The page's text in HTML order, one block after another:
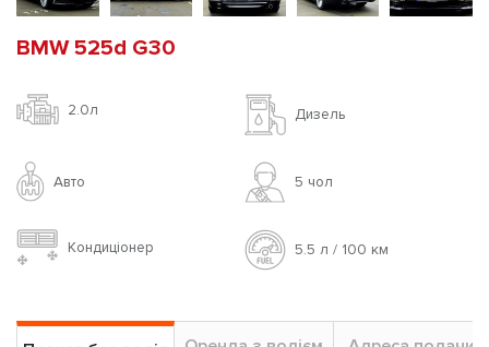
BMW 525d G30
2.0л Дизель
Авто 5 чoл
Кондиціонер 5.5 л / 100 км